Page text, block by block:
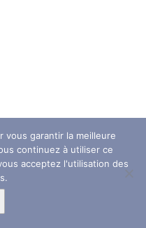
vous garantir la meilleure
continuez à utiliser ce
acceptez l'utilisation des